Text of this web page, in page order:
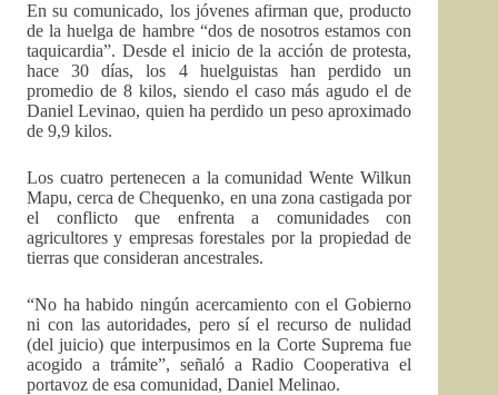
En su comunicado, los jóvenes afirman que, producto
de la huelga de hambre “dos de nosotros estamos con
taquicardia”. Desde el inicio de la acción de protesta,
hace 30 días, los 4 huelguistas han perdido un
promedio de 8 kilos, siendo el caso más agudo el de
Daniel Levinao, quien ha perdido un peso aproximado
de 9,9 kilos.
Los cuatro pertenecen a la comunidad Wente Wilkun
Mapu, cerca de Chequenko, en una zona castigada por
el conflicto que enfrenta a comunidades con
agricultores y empresas forestales por la propiedad de
tierras que consideran ancestrales.
“No ha habido ningún acercamiento con el Gobierno
ni con las autoridades, pero sí el recurso de nulidad
(del juicio) que interpusimos en la Corte Suprema fue
acogido a trámite”, señaló a Radio Cooperativa el
portavoz de esa comunidad, Daniel Melinao.